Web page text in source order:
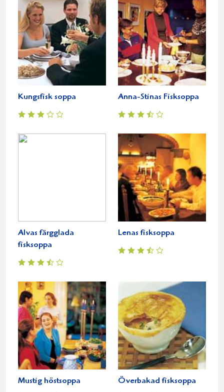
Kungsfisk soppa Anna-Stinas Fisksoppa
Alvas färgglada
fisksoppa
Lenas fisksoppa
Mustig höstsoppa Överbakad fisksoppa